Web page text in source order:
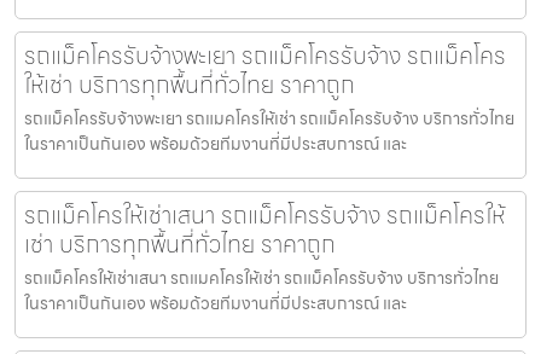
รถแม็คโครรับจ้างพะเยา รถแม็คโครรับจ้าง รถแม็คโคร
ให้เช่า บริการทุกพื้นที่ทั่วไทย ราคาถูก
รถแม็คโครรับจ้างพะเยา รถแมคโครให้เช่า รถแม็คโครรับจ้าง บริการทั่วไทย
ในราคาเป็นกันเอง พร้อมด้วยทีมงานที่มีประสบการณ์ และ
รถแม็คโครให้เช่าเสนา รถแม็คโครรับจ้าง รถแม็คโครให้
เช่า บริการทุกพื้นที่ทั่วไทย ราคาถูก
รถแม็คโครให้เช่าเสนา รถแมคโครให้เช่า รถแม็คโครรับจ้าง บริการทั่วไทย
ในราคาเป็นกันเอง พร้อมด้วยทีมงานที่มีประสบการณ์ และ